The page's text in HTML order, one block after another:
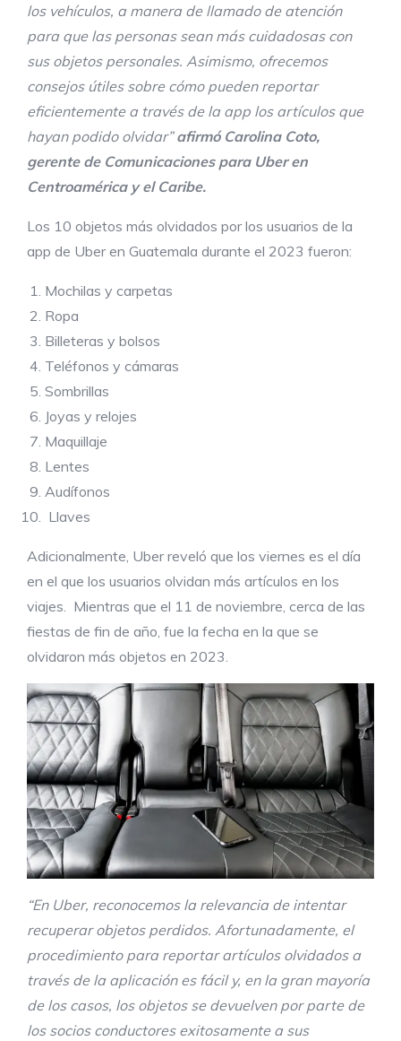
los vehículos, a manera de llamado de atención
para que las personas sean más cuidadosas con
sus objetos personales. Asimismo, ofrecemos
consejos útiles sobre cómo pueden reportar
eficientemente a través de la app los artículos que
hayan podido olvidar”afirmó Carolina Coto,
gerente de Comunicaciones para Uber en
Centroamérica y el Caribe.
Los 10 objetos más olvidados por los usuarios de la
app de Uber en Guatemala durante el 2023 fueron:
Mochilas y carpetas
Ropa
Billeteras y bolsos
Teléfonos y cámaras
Sombrillas
Joyas y relojes
Maquillaje
Lentes
Audífonos
Llaves
Adicionalmente, Uber reveló que los viernes es el día
en el que los usuarios olvidan más artículos en los
viajes. Mientras que el 11 de noviembre, cerca de las
fiestas de fin de año, fue la fecha en la que se
olvidaron más objetos en 2023.
“En Uber, reconocemos la relevancia de intentar
recuperar objetos perdidos. Afortunadamente, el
procedimiento para reportar artículos olvidados a
través de la aplicación es fácil y, en la gran mayoría
de los casos, los objetos se devuelven por parte de
los socios conductores exitosamente a sus